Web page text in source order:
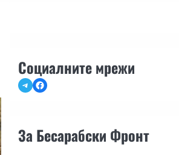
Социалните мрежи
TelegramFacebook
За Бесарабски Фронт